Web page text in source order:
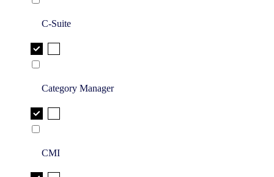
C-Suite
Category Manager
CMI